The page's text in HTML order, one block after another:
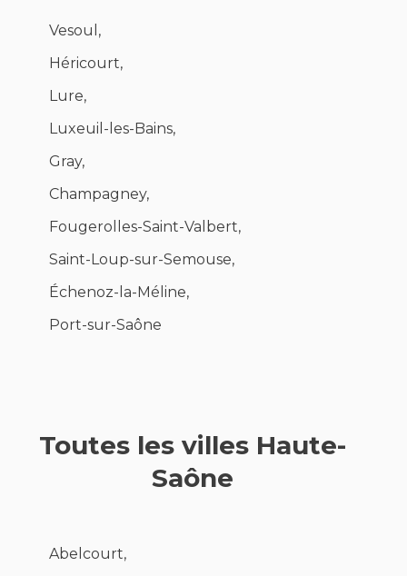
Vesoul,
Héricourt,
Lure,
Luxeuil-les-Bains,
Gray,
Champagney,
Fougerolles-Saint-Valbert,
Saint-Loup-sur-Semouse,
Échenoz-la-Méline,
Port-sur-Saône
Toutes les villes Haute-
Saône
Abelcourt,